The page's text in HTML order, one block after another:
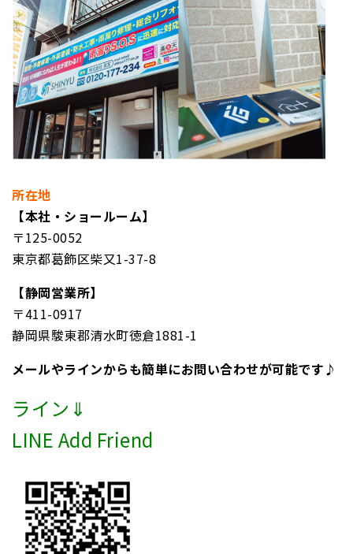
所在地
【本社・ショールーム】
〒125-0052
東京都葛飾区柴又1-37-8
【静岡営業所】
〒411-0917
静岡県駿東郡清水町徳倉1881-1
メールやラインからも簡単にお問い合わせが可能です♪
ライン⇓
LINE Add Friend